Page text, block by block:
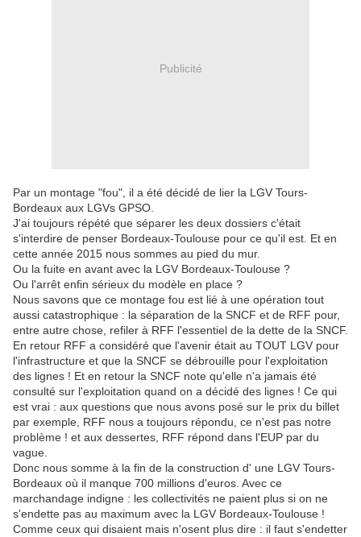
Publicité
Par un montage "fou", il a été décidé de lier la LGV Tours-
Bordeaux aux LGVs GPSO.
J'ai toujours répété que séparer les deux dossiers c'était
s'interdire de penser Bordeaux-Toulouse pour ce qu'il est. Et en
cette année 2015 nous sommes au pied du mur.
Ou la fuite en avant avec la LGV Bordeaux-Toulouse ?
Ou l'arrêt enfin sérieux du modèle en place ?
Nous savons que ce montage fou est lié à une opération tout
aussi catastrophique : la séparation de la SNCF et de RFF pour,
entre autre chose, refiler à RFF l'essentiel de la dette de la SNCF.
En retour RFF a considéré que l'avenir était au TOUT LGV pour
l'infrastructure et que la SNCF se débrouille pour l'exploitation
des lignes ! Et en retour la SNCF note qu'elle n'a jamais été
consulté sur l'exploitation quand on a décidé des lignes ! Ce qui
est vrai : aux questions que nous avons posé sur le prix du billet
par exemple, RFF nous a toujours répondu, ce n'est pas notre
problème ! et aux dessertes, RFF répond dans l'EUP par du
vague.
Donc nous somme à la fin de la construction d' une LGV Tours-
Bordeaux où il manque 700 millions d'euros. Avec ce
marchandage indigne : les collectivités ne paient plus si on ne
s'endette pas au maximum avec la LGV Bordeaux-Toulouse !
Comme ceux qui disaient mais n'osent plus dire : il faut s'endetter